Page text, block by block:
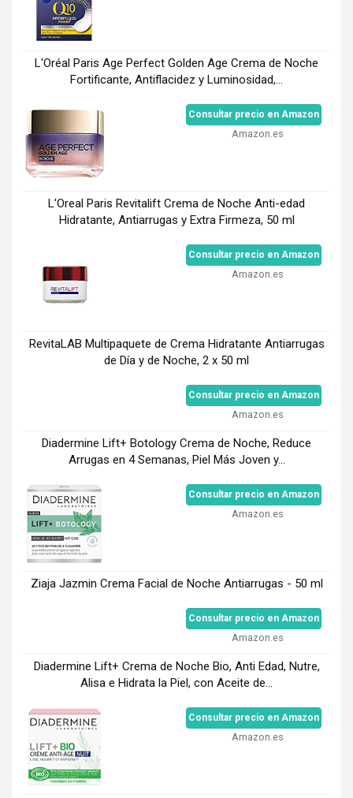
L'Oréal Paris Age Perfect Golden Age Crema de Noche
Fortificante, Antiflacidez y Luminosidad,...
Consultar precio en Amazon
Amazon.es
L'Oreal Paris Revitalift Crema de Noche Anti-edad
Hidratante, Antiarrugas y Extra Firmeza, 50 ml
Consultar precio en Amazon
Amazon.es
RevitaLAB Multipaquete de Crema Hidratante Antiarrugas
de Día y de Noche, 2 x 50 ml
Consultar precio en Amazon
Amazon.es
Diadermine Lift+ Botology Crema de Noche, Reduce
Arrugas en 4 Semanas, Piel Más Joven y...
Consultar precio en Amazon
Amazon.es
Ziaja Jazmin Crema Facial de Noche Antiarrugas - 50 ml
Consultar precio en Amazon
Amazon.es
Diadermine Lift+ Crema de Noche Bio, Anti Edad, Nutre,
Alisa e Hidrata la Piel, con Aceite de...
Consultar precio en Amazon
Amazon.es